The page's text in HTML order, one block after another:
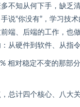
不知从何下手，缺乏
说“你没有”，学习技
端、后端的工作，也
从硬件到软件、从指
相对稳定不变的那部
总计四个核心、八大关